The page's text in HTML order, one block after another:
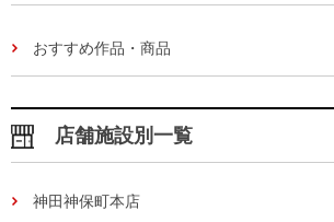
おすすめ作品・商品
店舗施設別一覧
神田神保町本店